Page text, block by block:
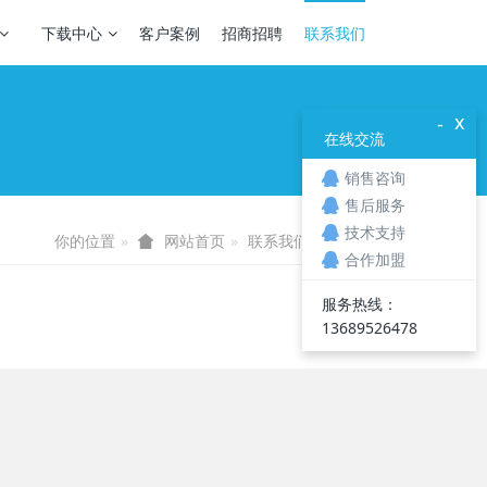
下载中心 客户案例 招商招聘 联系我们
你的位置 网站首页 联系我们 联系我们
x
-
在线交流
销售咨询
售后服务
技术支持
合作加盟
服务热线：
13689526478